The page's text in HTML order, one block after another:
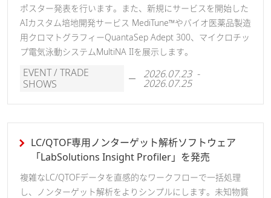
ポスター発表を行います。また、新規にサービスを開始した
AIカスタム培地開発サービス MediTune™やバイオ医薬品製造
用クロマトグラフィーQuantaSep Adept 300、マイクロチッ
プ電気泳動システムMultiNA IIを展示します。
EVENT / TRADE
SHOWS
2026.07.23 -
2026.07.25
LC/QTOF専用ノンターゲット解析ソフトウェア
「LabSolutions Insight Profiler」を発売
複雑なLC/QTOFデータを直感的なワークフローで一括処理
し、ノンターゲット解析をよりシンプルにします。未知物質